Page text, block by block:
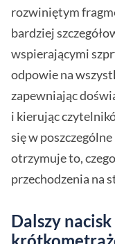
rozwiniętym
bardziej
wspierającymi
odpowie na
zapewniając
i kierując
się w
otrzymuje to,
przechodzenia na
Dalszy